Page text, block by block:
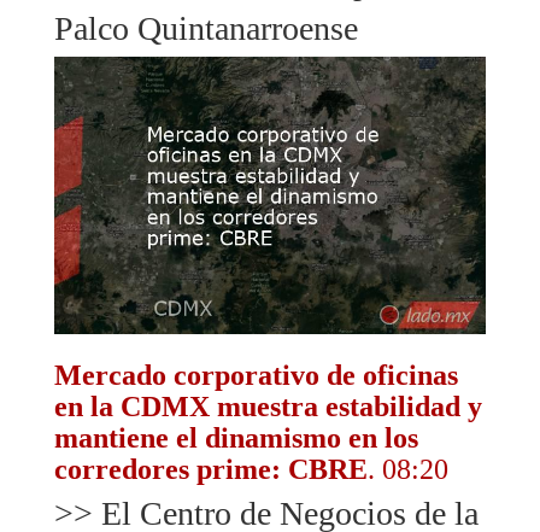
Palco Quintanarroense
Mercado corporativo de oficinas
en la CDMX muestra estabilidad y
mantiene el dinamismo en los
corredores prime: CBRE . 08:20
>> El Centro de Negocios de la